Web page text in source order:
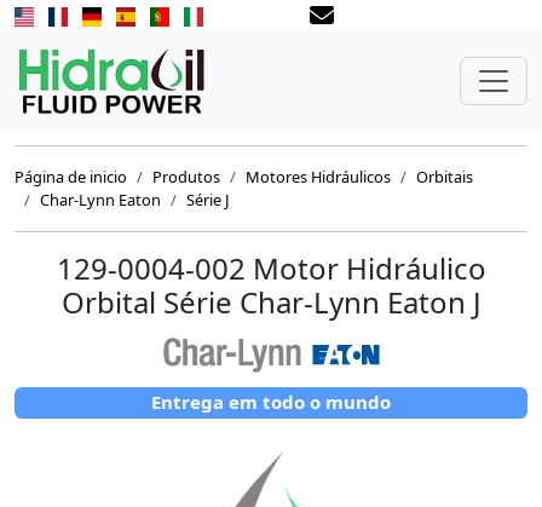
Página de inicio Produtos Motores Hidráulicos
Orbitais
Char-Lynn Eaton
Série J
129-0004-002 Motor Hidráulico
Orbital Série Char-Lynn Eaton J
Entrega em todo o mundo